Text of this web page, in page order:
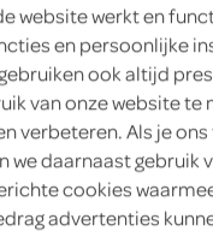
website werkt en
en persoonlijke
ook altijd
van onze website te
verbeteren. Als je
we daarnaast gebruik
cookies
advertenties